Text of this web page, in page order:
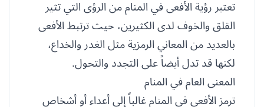
تعتبر رؤية الأفعى في المنام من الرؤى التي تثير
القلق والخوف لدى الكثيرين، حيث ترتبط الأفعى
بالعديد من المعاني الرمزية مثل الغدر والخداع،
لكنها قد تدل أيضاً على التجدد والتحول.
المعنى العام في المنام
ترمز الأفعى في المنام غالباً إلى أعداء أو أشخاص